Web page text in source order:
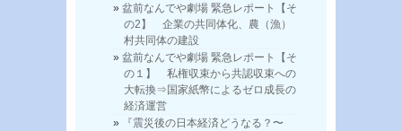
盆前なんでや劇場 緊急レポート【そ
の2】 企業の共同体化、農（漁）
村共同体の建設
盆前なんでや劇場 緊急レポート【そ
の１】 私権収束から共認収束への
大転換⇒国家紙幣によるゼロ成長の
経済運営
『震災後の日本経済どうなる？〜